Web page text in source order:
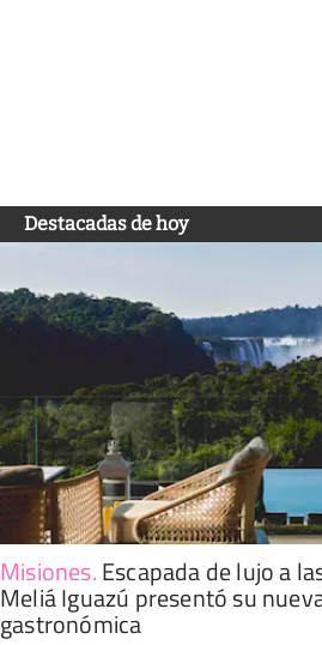
Destacadas de hoy
Misiones.Escapada de lujo a
Meliá Iguazú presentó su
gastronómica